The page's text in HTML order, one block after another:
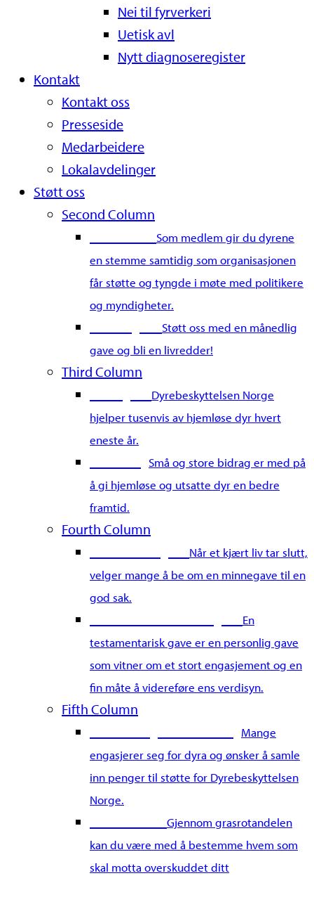
Nei til fyrverkeri
Uetisk avl
Nytt diagnoseregister
Kontakt
Kontakt oss
Presseside
Medarbeidere
Lokalavdelinger
Støtt oss
Second Column
Som medlem gir du dyrene
en stemme samtidig som organisasjonen
får støtte og tyngde i møte med politikere
og myndigheter.
Støtt oss med en månedlig
gave og bli en livredder!
Third Column
Dyrebeskyttelsen Norge
hjelper tusenvis av hjemløse dyr hvert
eneste år.
Små og store bidrag er med på
å gi hjemløse og utsatte dyr en bedre
framtid.
Fourth Column
Når et kjært liv tar slutt,
velger mange å be om en minnegave til en
god sak.
En
testamentarisk gave er en personlig gave
som vitner om et stort engasjement og en
fin måte å videreføre ens verdisyn.
Fifth Column
Mange
engasjerer seg for dyra og ønsker å samle
inn penger til støtte for Dyrebeskyttelsen
Norge.
Gjennom grasrotandelen
kan du være med å bestemme hvem som
skal motta overskuddet ditt